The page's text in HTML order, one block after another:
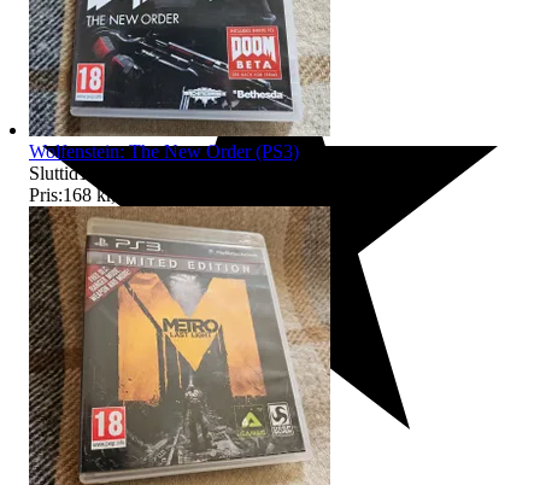
Wolfenstein: The New Order (PS3)
Sluttid18:47
Pris:168 kr,